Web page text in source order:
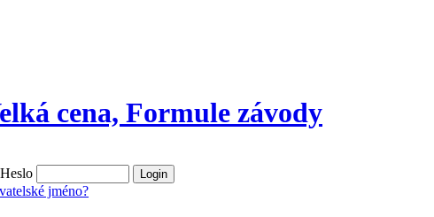
cena, Formule závody
Heslo
jméno?